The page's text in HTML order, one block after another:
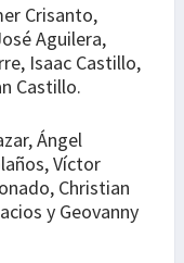
Crisanto,
Aguilera,
Isaac Castillo,
Castillo.
Ángel
Víctor
Christian
y Geovanny